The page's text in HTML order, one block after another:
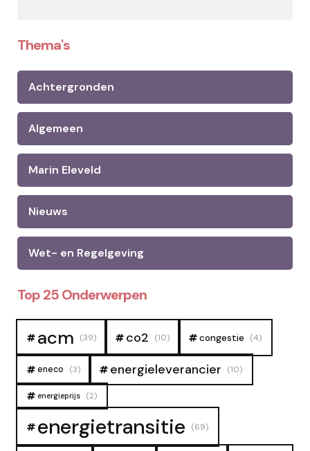
Thema's
Achtergronden
Algemeen
Marin Eleveld
Nieuws
Wet- en Regelgeving
Top 25 Onderwerpen
acm (39) co2 (10) congestie (4)
eneco (3) energieleverancier (10)
energieprijs (2)
energietransitie (69)